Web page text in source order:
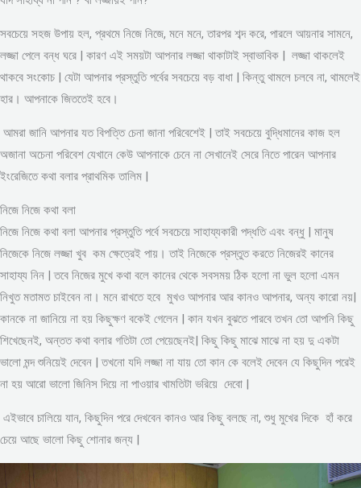
সবচেয়ে সহজ উপায় হল, প্রথমে নিজে নিজে, মনে মনে, তারপর শব্দ করে, পারলে আয়নার সামনে,
লজ্জা পেলে বন্ধ ঘরে | কারণ এই সময়টা আপনার লজ্জা থাকাটাই স্বাভাবিক | লজ্জা থাকলেই
থাকবে সংকোচ | যেটা আপনার প্রস্তুতি পর্বের সবচেয়ে বড় বাধা | কিন্তু থামলে চলবে না, থামলেই
হার। আপনাকে জিততেই হবে।
আমরা জানি আপনার যত বিপত্তি চেনা জানা পরিবেশেই | তাই সবচেয়ে বুদ্ধিমানের কাজ হল
অজানা অচেনা পরিবেশ যেখানে কেউ আপনাকে চেনে না সেখানেই সেরে নিতে পারেন আপনার
ইংরেজিতে কথা বলার প্রাথমিক তালিম |
নিজে নিজে কথা বলা
নিজে নিজে কথা বলা আপনার প্রস্তুতি পর্বে সবচেয়ে সাহায্যকারী পদ্ধতি এবং বন্ধু | মানুষ
নিজেকে নিজে লজ্জা খুব কম ক্ষেত্রেই পায়। তাই নিজেকে প্রস্তুত করতে নিজেরই কানের
সাহায্য নিন | তবে নিজের মুখে কথা বলে কানের থেকে সবসময় ঠিক হলো না ভুল হলো এমন
নিখুত মতামত চাইবেন না। মনে রাখতে হবে মুখও আপনার আর কানও আপনার, অন্য কারো নয়|
কানকে না জানিয়ে না হয় কিছুক্ষণ বকেই গেলেন | কান যখন বুঝতে পারবে তখন তো আপনি কিছু
শিখেছেনই, অন্তত কথা বলার গতিটা তো পেয়েছেনই| কিছু কিছু মাঝে মাঝে না হয় দু একটা
ভালো মন্দ শুনিয়েই দেবেন | তখনো যদি লজ্জা না যায় তো কান কে বলেই দেবেন যে কিছুদিন পরেই
না হয় আরো ভালো জিনিস দিয়ে না পাওয়ার খামতিটা ভরিয়ে দেবো |
এইভাবে চালিয়ে যান, কিছুদিন পরে দেখবেন কানও আর কিছু বলছে না, শুধু মুখের দিকে হাঁ করে
চেয়ে আছে ভালো কিছু শোনার জন্য |